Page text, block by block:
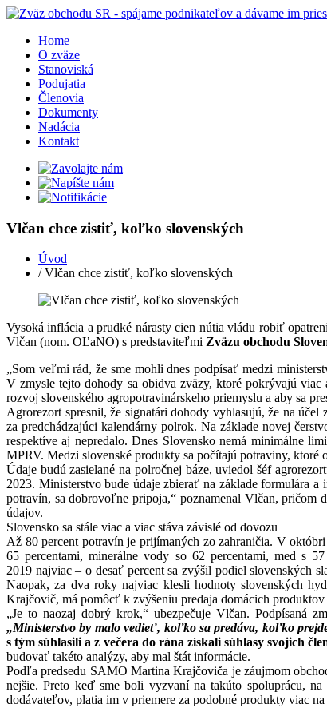
Home
O zväze
Stanoviská
Podujatia
Členovia
Dokumenty
Nadácia
Kontakt
Vlčan chce zistiť, koľko slovenských
Úvod
/ Vlčan chce zistiť, koľko slovenských
Vysoká inflácia a prudké nárasty cien nútia vládu robiť
Vlčan (nom. OĽaNO) s predstaviteľmi Zväzu obchodu
„Som veľmi rád, že sme mohli dnes podpísať medzi
V zmysle tejto dohody sa obidva zväzy, ktoré pokrývajú viac
rozvoj slovenského agropotravinárskeho priemyslu a aby sa
Agrorezort spresnil, že signatári dohody vyhlasujú, že na
za predchádzajúci kalendárny polrok. Na základe novej
respektíve aj nepredalo. Dnes Slovensko nemá minimálne
MPRV. Medzi slovenské produkty sa počítajú potraviny,
Údaje budú zasielané na polročnej báze, uviedol šéf
2023. Ministerstvo bude údaje zbierať na základe formulára
potravín, sa dobrovoľne pripoja,“ poznamenal Vlčan, pričom
údajov.
Slovensko sa stále viac a viac stáva závislé od dovozu
Až 80 percent potravín je prijímaných zo zahraničia. V
65 percentami, minerálne vody so 62 percentami, med s
2019 najviac – o desať percent sa zvýšil podiel slovenských
Naopak, za dva roky najviac klesli hodnoty slovenských
Krajčovič, má pomôcť k zvýšeniu predaja domácich
„Je to naozaj dobrý krok,“ ubezpečuje Vlčan. Podpísaná
„Ministerstvo by malo vedieť, koľko sa predáva, koľko
s tým súhlasili a z večera do rána získali súhlasy svojich
budovať takéto analýzy, aby mal štát informácie.
Podľa predsedu SAMO Martina Krajčoviča je záujmom
nejšie. Preto keď sme boli vyzvaní na takúto spoluprácu,
dodávateľov, platia im v priemere za podobné produkty viac